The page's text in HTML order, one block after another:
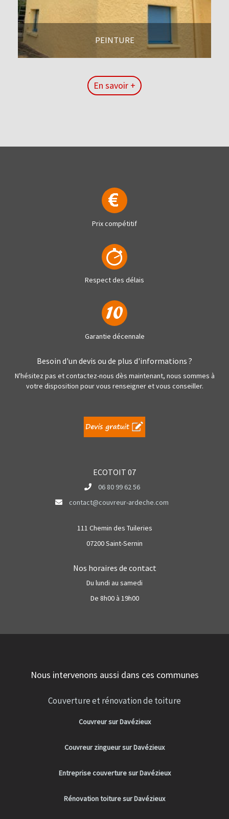
PEINTURE
En savoir +
Prix compétitif
Respect des délais
Garantie décennale
Besoin d'un devis ou de plus d'informations ?
N'hésitez pas et contactez-nous dès maintenant, nous sommes à
votre disposition pour vous renseigner et vous conseiller.
ECOTOIT 07
06 80 99 62 56
contact@couvreur-ardeche.com
111 Chemin des Tuileries
07200 Saint-Sernin
Nos horaires de contact
Du lundi au samedi
De 8h00 à 19h00
Nous intervenons aussi dans ces communes
Couverture et rénovation de toiture
Couvreur sur Davézieux
Couvreur zingueur sur Davézieux
Entreprise couverture sur Davézieux
Rénovation toiture sur Davézieux